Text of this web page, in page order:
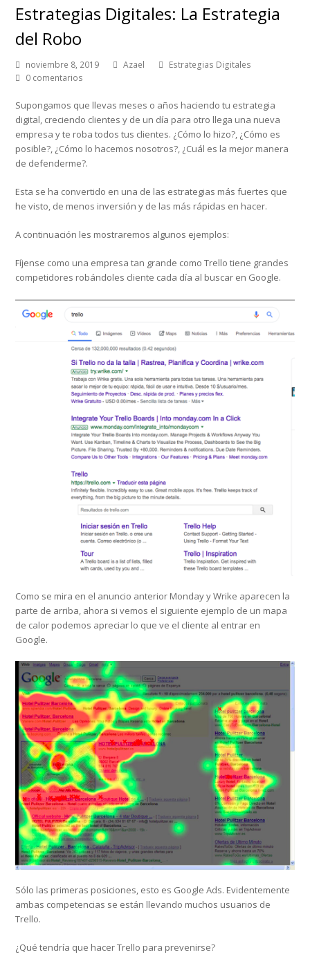
Estrategias Digitales: La Estrategia
del Robo
noviembre 8, 2019 Azael
Estrategias Digitales
0 comentarios
Supongamos que llevas meses o años haciendo tu estrategia
digital, creciendo clientes y de un día para otro llega una nueva
empresa y te roba todos tus clientes. ¿Cómo lo hizo?, ¿Cómo es
posible?, ¿Cómo lo hacemos nosotros?, ¿Cuál es la mejor manera
de defenderme?.
Esta se ha convertido en una de las estrategias más fuertes que
he visto, de menos inversión y de las más rápidas en hacer.
A continuación les mostraremos algunos ejemplos:
Fíjense como una empresa tan grande como Trello tiene grandes
competidores robándoles cliente cada día al buscar en Google.
Como se mira en el anuncio anterior Monday y Wrike aparecen la
parte de arriba, ahora si vemos el siguiente ejemplo de un mapa
de calor podemos apreciar lo que ve el cliente al entrar en
Google.
Sólo las primeras posiciones, esto es Google Ads. Evidentemente
ambas competencias se están llevando muchos usuarios de
Trello.
¿Qué tendría que hacer Trello para prevenirse?